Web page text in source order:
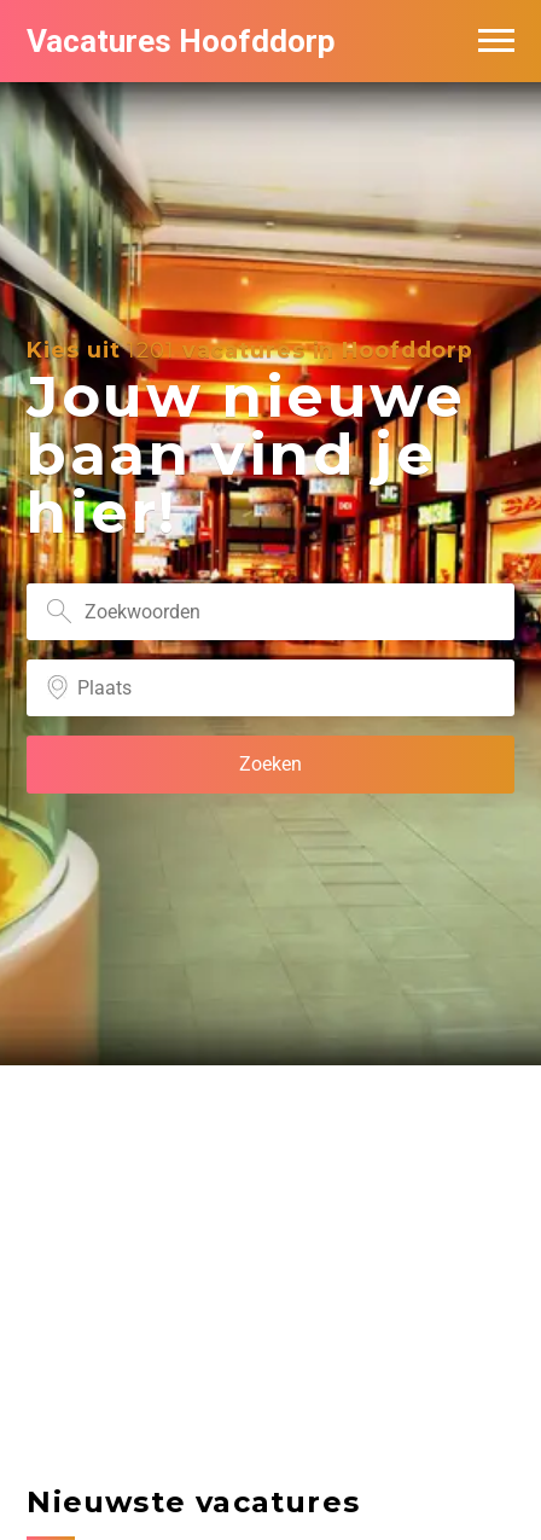
Vacatures Hoofddorp
Kies uit1201 vacatures in Hoofddorp
Jouw nieuwe
baan vind je
hier!
Nieuwste vacatures
Vacatures per bedrijf in Hoofddorp